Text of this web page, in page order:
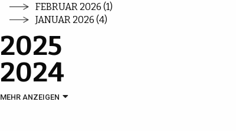
FEBRUAR 2026 (1)
JANUAR 2026 (4)
2025
2024
MEHR ANZEIGEN